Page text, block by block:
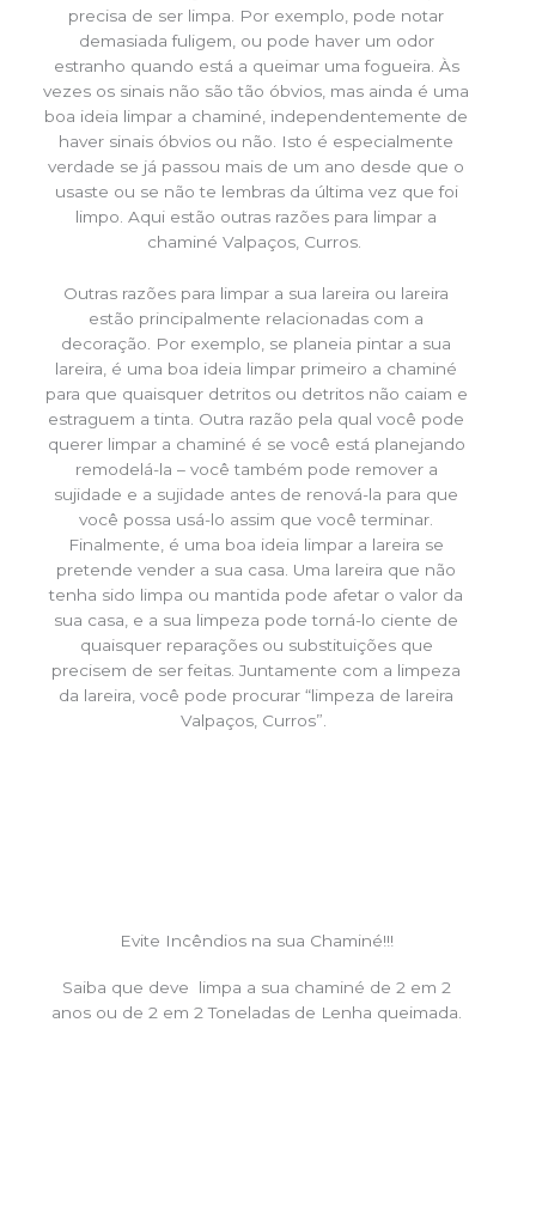
precisa de ser limpa. Por exemplo, pode notar
demasiada fuligem, ou pode haver um odor
estranho quando está a queimar uma fogueira. Às
vezes os sinais não são tão óbvios, mas ainda é uma
boa ideia limpar a chaminé, independentemente de
haver sinais óbvios ou não. Isto é especialmente
verdade se já passou mais de um ano desde que o
usaste ou se não te lembras da última vez que foi
limpo. Aqui estão outras razões para limpar a
chaminé Valpaços, Curros.
Outras razões para limpar a sua lareira ou lareira
estão principalmente relacionadas com a
decoração. Por exemplo, se planeia pintar a sua
lareira, é uma boa ideia limpar primeiro a chaminé
para que quaisquer detritos ou detritos não caiam e
estraguem a tinta. Outra razão pela qual você pode
querer limpar a chaminé é se você está planejando
remodelá-la – você também pode remover a
sujidade e a sujidade antes de renová-la para que
você possa usá-lo assim que você terminar.
Finalmente, é uma boa ideia limpar a lareira se
pretende vender a sua casa. Uma lareira que não
tenha sido limpa ou mantida pode afetar o valor da
sua casa, e a sua limpeza pode torná-lo ciente de
quaisquer reparações ou substituições que
precisem de ser feitas. Juntamente com a limpeza
da lareira, você pode procurar “limpeza de lareira
Valpaços, Curros”.
Evite Incêndios na sua Chaminé!!!
Saiba que deve limpa a sua chaminé de 2 em 2
anos ou de 2 em 2 Toneladas de Lenha queimada.